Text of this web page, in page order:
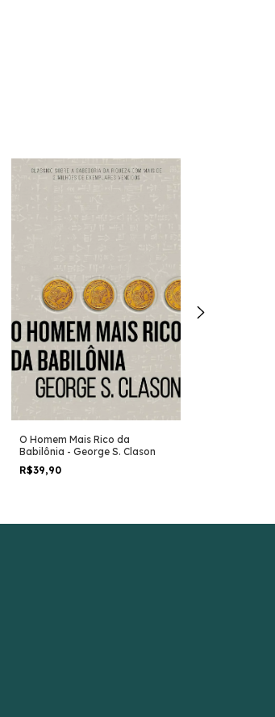
O Homem Mais Rico da
Babilônia - George S. Clason
R$39,90